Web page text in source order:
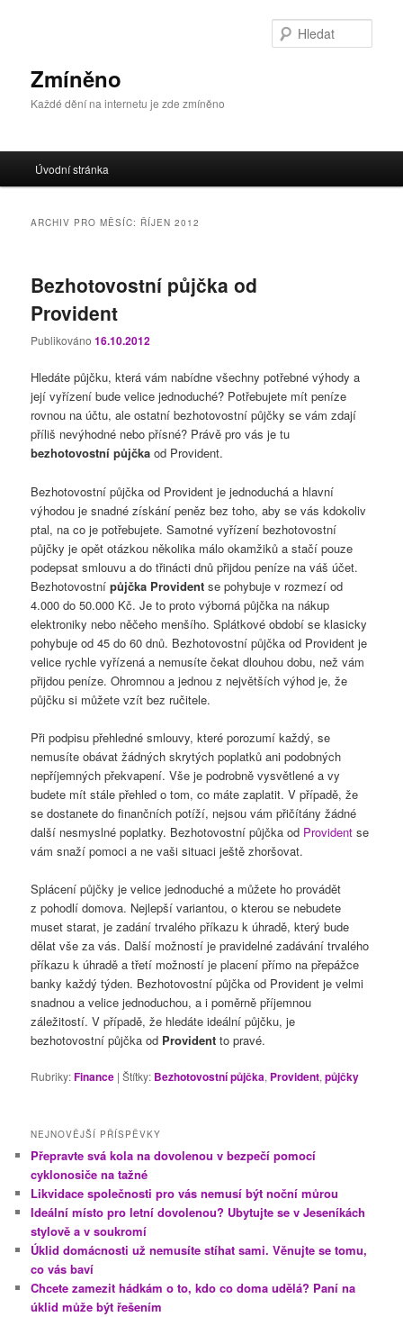
paneluZmíněno
Každé dění na internetu je zde zmíněno
navigační
Úvodní stránka
ARCHIV PRO MĚSÍC: ŘÍJEN 2012
Bezhotovostní půjčka od
Provident
Publikováno16.10.2012
Hledáte půjčku, která vám nabídne všechny potřebné výhody a
její vyřízení bude velice jednoduché? Potřebujete mít peníze
rovnou na účtu, ale ostatní bezhotovostní půjčky se vám zdají
příliš nevýhodné nebo přísné? Právě pro vás je tu
bezhotovostní půjčka od Provident.
Bezhotovostní půjčka od Provident je jednoduchá a hlavní
výhodou je snadné získání peněz bez toho, aby se vás kdokoliv
ptal, na co je potřebujete. Samotné vyřízení bezhotovostní
půjčky je opět otázkou několika málo okamžiků a stačí pouze
podepsat smlouvu a do třinácti dnů přijdou peníze na váš účet.
Bezhotovostnípůjčka Provident se pohybuje v rozmezí od
4.000 do 50.000 Kč. Je to proto výborná půjčka na nákup
elektroniky nebo něčeho menšího. Splátkové období se klasicky
pohybuje od 45 do 60 dnů. Bezhotovostní půjčka od Provident je
velice rychle vyřízená a nemusíte čekat dlouhou dobu, než vám
přijdou peníze. Ohromnou a jednou z největších výhod je, že
půjčku si můžete vzít bez ručitele.
Při podpisu přehledné smlouvy, které porozumí každý, se
nemusíte obávat žádných skrytých poplatků ani podobných
nepříjemných překvapení. Vše je podrobně vysvětlené a vy
budete mít stále přehled o tom, co máte zaplatit. V případě, že
se dostanete do finančních potíží, nejsou vám přičítány žádné
další nesmyslné poplatky. Bezhotovostní půjčka od Provident se
vám snaží pomoci a ne vaši situaci ještě zhoršovat.
Splácení půjčky je velice jednoduché a můžete ho provádět
z pohodlí domova. Nejlepší variantou, o kterou se nebudete
muset starat, je zadání trvalého příkazu k úhradě, který bude
dělat vše za vás. Další možností je pravidelné zadávání trvalého
příkazu k úhradě a třetí možností je placení přímo na přepážce
banky každý týden. Bezhotovostní půjčka od Provident je velmi
snadnou a velice jednoduchou, a i poměrně příjemnou
záležitostí. V případě, že hledáte ideální půjčku, je
bezhotovostní půjčka od Provident to pravé.
Rubriky:Finance |Štítky: Bezhotovostní půjčka, Provident,půjčky
NEJNOVĚJŠÍ PŘÍSPĚVKY
Přepravte svá kola na dovolenou v bezpečí pomocí
cyklonosiče na tažné
Likvidace společnosti pro vás nemusí být noční můrou
Ideální místo pro letní dovolenou? Ubytujte se v Jeseníkách
stylově a v soukromí
Úklid domácnosti už nemusíte stíhat sami. Věnujte se tomu,
co vás baví
Chcete zamezit hádkám o to, kdo co doma udělá? Paní na
úklid může být řešením